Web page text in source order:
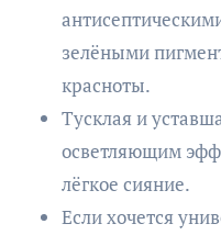
зелёными
красноты.
Тусклая и
осветляющим
лёгкое сияние.
Если хочется